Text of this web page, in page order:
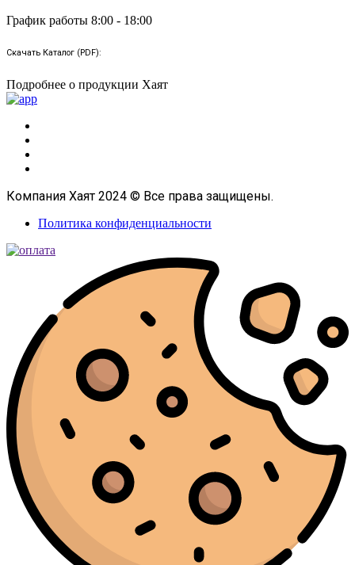
График работы 8:00 - 18:00
Скачать Каталог (PDF):
Подробнее о продукции Хаят
Компания Хаят 2024 © Все права защищены.
Политика конфиденциальности